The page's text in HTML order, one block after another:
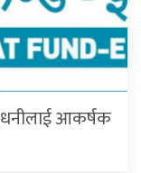
आकर्षक